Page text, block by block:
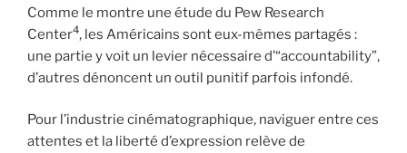
Comme le montre une étude du Pew Research
Center4, les Américains sont eux-mêmes partagés :
une partie y voit un levier nécessaire d’“accountability”,
d’autres dénoncent un outil punitif parfois infondé.
Pour l’industrie cinématographique, naviguer entre ces
attentes et la liberté d’expression relève de